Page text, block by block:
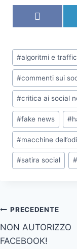
c
n
d
i
v
i
d
i
s
u
a
e
b
o
o
k
Tag
articolo:
#algoritmi e
#commenti sui
#critica ai social
#fake news #
#macchine
#satira social
Navigazione
articoli
PRECEDENTE
NON AUTORIZZO
FACEBOOK!